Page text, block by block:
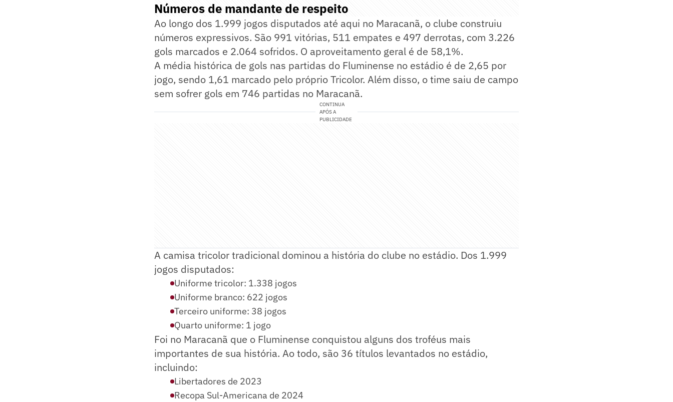
Números de mandante de respeito
Ao longo dos 1.999 jogos disputados até aqui no Maracanã, o clube construiu
números expressivos. São 991 vitórias, 511 empates e 497 derrotas, com 3.226
gols marcados e 2.064 sofridos. O aproveitamento geral é de 58,1%.
A média histórica de gols nas partidas do Fluminense no estádio é de 2,65 por
jogo, sendo 1,61 marcado pelo próprio Tricolor. Além disso, o time saiu de campo
sem sofrer gols em 746 partidas no Maracanã.
CONTINUA
APÓS A
PUBLICIDADE
A camisa tricolor tradicional dominou a história do clube no estádio. Dos 1.999
jogos disputados:
Uniforme tricolor: 1.338 jogos
Uniforme branco: 622 jogos
Terceiro uniforme: 38 jogos
Quarto uniforme: 1 jogo
Foi no Maracanã que o Fluminense conquistou alguns dos troféus mais
importantes de sua história. Ao todo, são 36 títulos levantados no estádio,
incluindo:
Libertadores de 2023
Recopa Sul-Americana de 2024